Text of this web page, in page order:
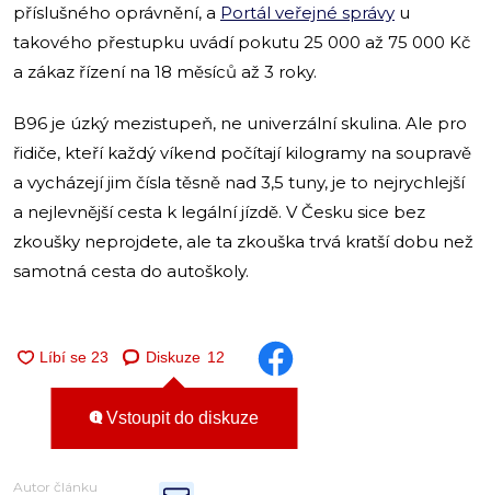
příslušného oprávnění, a Portál veřejné správy u
takového přestupku uvádí pokutu 25 000 až 75 000 Kč
a zákaz řízení na 18 měsíců až 3 roky.
B96 je úzký mezistupeň, ne univerzální skulina. Ale pro
řidiče, kteří každý víkend počítají kilogramy na soupravě
a vycházejí jim čísla těsně nad 3,5 tuny, je to nejrychlejší
a nejlevnější cesta k legální jízdě. V Česku sice bez
zkoušky neprojdete, ale ta zkouška trvá kratší dobu než
samotná cesta do autoškoly.
Diskuze 12
Vstoupit do diskuze
Autor článku